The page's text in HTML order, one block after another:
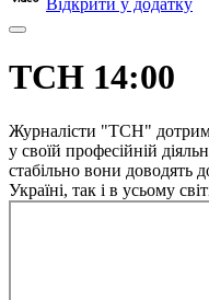
Відкрити у додатку
ТСН 14:00
Журналісти "ТСН"
у своїй професійній
стабільно вони доводять
Україні, так і в усьому